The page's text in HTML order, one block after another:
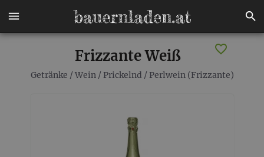
Frizzante Weiß
Getränke / Wein/ Prickelnd / Perlwein (Frizzante)